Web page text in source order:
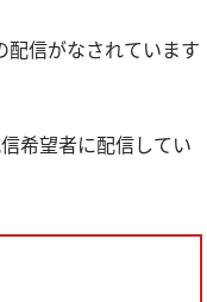
配信がなされています
希望者に配信してい